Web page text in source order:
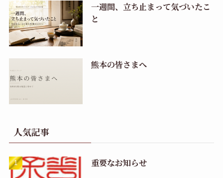
一週間、立ち止まって気づいたこ
と
熊本の皆さまへ
人気記事
重要なお知らせ